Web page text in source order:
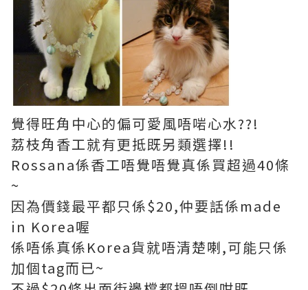
覺得旺角中心的偏可愛風唔啱心水??!
荔枝角香工就有更抵既另類選擇!!
Rossana係香工唔覺唔覺真係買超過40條
~
因為價錢最平都只係$20,仲要話係made
in Korea喔
係唔係真係Korea貨就唔清楚喇,可能只係
加個tag而已~